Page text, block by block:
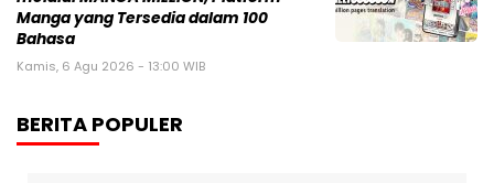
Manga yang Tersedia dalam 100
Bahasa
Kamis, 6 Agu 2026 - 13:00 WIB
BERITA POPULER